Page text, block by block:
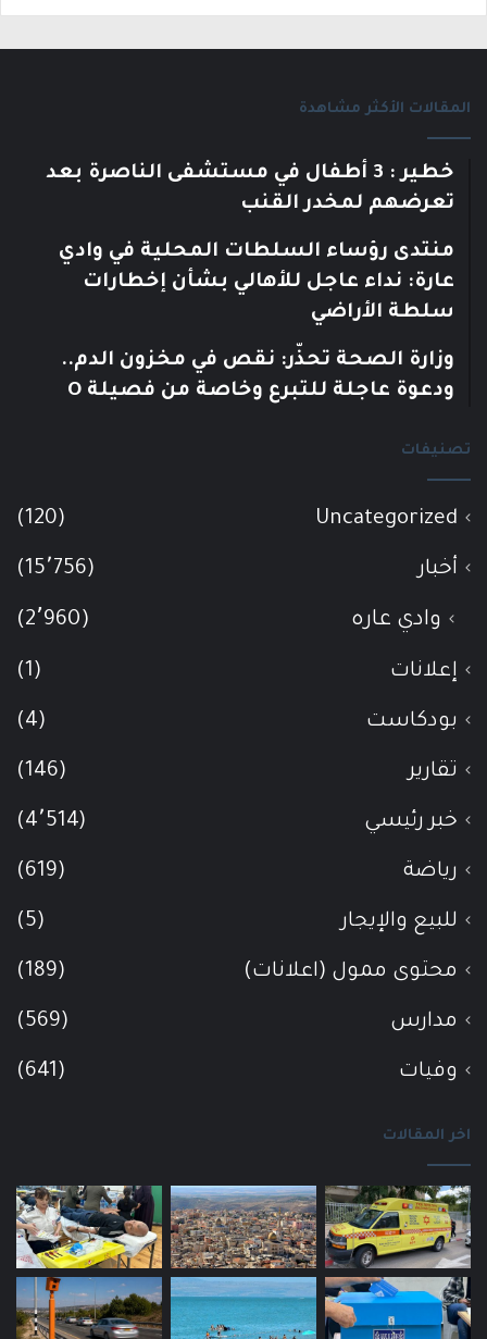
المقالات الأكثر مشاهدة
خطير : 3 أطفال في مستشفى الناصرة بعد
تعرضهم لمخدر القنب
منتدى رؤساء السلطات المحلية في وادي
عارة: نداء عاجل للأهالي بشأن إخطارات
سلطة الأراضي
وزارة الصحة تحذّر: نقص في مخزون الدم..
ودعوة عاجلة للتبرع وخاصة من فصيلة O
تصنيفات
Uncategorized
(120)
أخبار (15٬756)
وادي عاره (2٬960)
إعلانات (1)
بودكاست (4)
تقارير (146)
خبر رئيسي (4٬514)
رياضة (619)
للبيع والإيجار (5)
محتوى ممول (اعلانات) (189)
مدارس (569)
وفيات (641)
اخر المقالات